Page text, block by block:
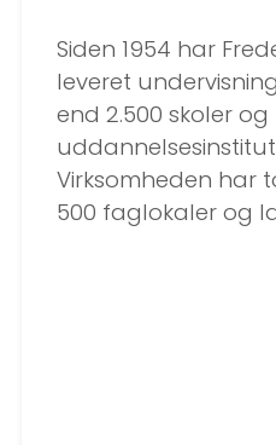
Siden 1954 har
leveret
end 2.500 skoler og
Virksomheden har
500 faglokaler og